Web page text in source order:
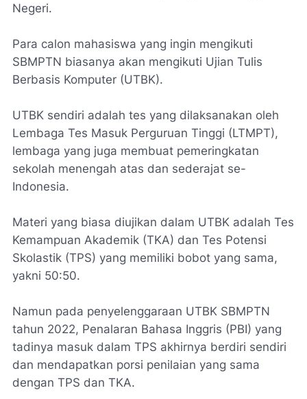
Negeri.
Para calon mahasiswa yang ingin mengikuti
SBMPTN biasanya akan mengikuti Ujian Tulis
Berbasis Komputer (UTBK).
UTBK sendiri adalah tes yang dilaksanakan oleh
Lembaga Tes Masuk Perguruan Tinggi (LTMPT),
lembaga yang juga membuat pemeringkatan
sekolah menengah atas dan sederajat se-
Indonesia.
Materi yang biasa diujikan dalam UTBK adalah Tes
Kemampuan Akademik (TKA) dan Tes Potensi
Skolastik (TPS) yang memiliki bobot yang sama,
yakni 50:50.
Namun pada penyelenggaraan UTBK SBMPTN
tahun 2022, Penalaran Bahasa Inggris (PBI) yang
tadinya masuk dalam TPS akhirnya berdiri sendiri
dan mendapatkan porsi penilaian yang sama
dengan TPS dan TKA.